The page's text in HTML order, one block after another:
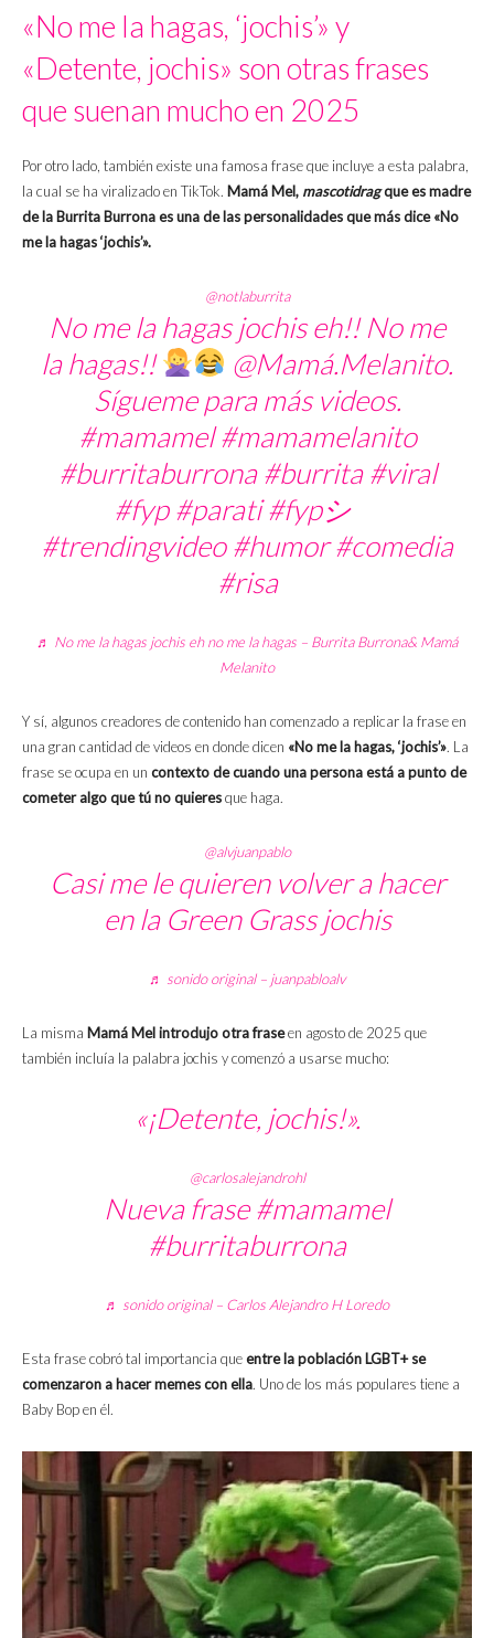
«No me la hagas, ‘jochis’» y
«Detente, jochis» son otras frases
que suenan mucho en 2025
Por otro lado, también existe una famosa frase que incluye a esta palabra,
la cual se ha viralizado en TikTok. Mamá Mel, mascotidragque es madre
de la Burrita Burrona es una de las personalidades que más dice «No
me la hagas ‘jochis’».
@notlaburrita
No me la hagas jochis eh!! No me
la hagas!!
@Mamá.Melanito.
Sígueme para más videos.
#mamamel #mamamelanito
#burritaburrona #burrita #viral
#fyp #parati #fypシ゚
#trendingvideo #humor #comedia
#risa
♬ No me la hagas jochis eh no me la hagas – Burrita Burrona& Mamá
Melanito
Y sí, algunos creadores de contenido han comenzado a replicar la frase en
una gran cantidad de videos en donde dicen «No me la hagas, ‘jochis’». La
frase se ocupa en un contexto de cuando una persona está a punto de
cometer algo que tú no quieresque haga.
@alvjuanpablo
Casi me le quieren volver a hacer
en la Green Grass jochis
♬ sonido original – juanpabloalv
La misma Mamá Mel introdujo otra fraseen agosto de 2025 que
también incluía la palabra jochis y comenzó a usarse mucho:
«¡Detente, jochis!».
@carlosalejandrohl
Nueva frase#mamamel
#burritaburrona
♬ sonido original – Carlos Alejandro H Loredo
Esta frase cobró tal importancia queentre la población LGBT+ se
comenzaron a hacer memes con ella. Uno de los más populares tiene a
Baby Bop en él.